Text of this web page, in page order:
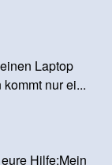
Laptop
nur ei...
Hilfe:Mein